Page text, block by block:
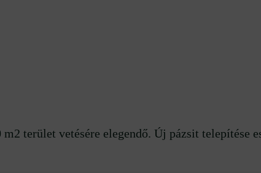
terület vetésére elegendő. Új pázsit telepítése